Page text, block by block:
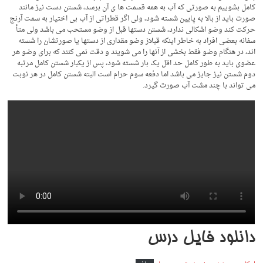
کامل بشوییم به صورتی که آب به همه قسمت ها ی آن برسد، شستن دست نیز مانند
صورت باید از بالا به پایین شسته شود، ولی اگر قطراتی از آب بی اختیار به سمت آرنج
حرکت کند وضو اشکالی ندارد، شستن دستها قبل از وضو مستحب می باشد ولی متأ
سفانه بعضی افراد به خاطر اینکه قبلاز وضو مقداری از دستها یا صورتشان را شسته
اند، در هنگام وضو فقط بخشی از آنها را می شویند و دقت نمی کنند که برای وضو هر
عضوی باید به طور کامل حد اقل یک بار شسته شود، پس از یکبار شستن کامل مرتبه
دوم شستن نیز جایز می باشد اما دفعه سوم حرام است البته شستن کامل در هر نوبت
می تواند با چند مشت آب صورت گیرد.
دانلود فایل درس